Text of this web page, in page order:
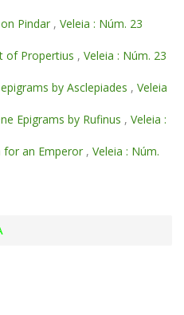
Pindar , Veleia : Núm. 23
of Propertius , Veleia : Núm. 23
by Asclepiades , Veleia
Epigrams by Rufinus , Veleia :
for an Emperor , Veleia : Núm.